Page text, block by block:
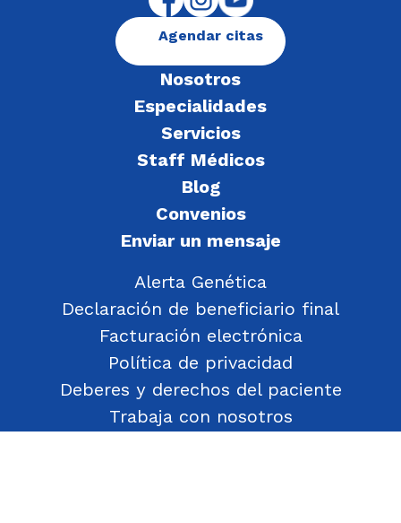
Nosotros
Especialidades
Servicios
Staff Médicos
Blog
Convenios
Enviar un mensaje
Alerta Genética
Declaración de beneficiario final
Facturación electrónica
Política de privacidad
Deberes y derechos del paciente
Trabaja con nosotros
Agendar citas